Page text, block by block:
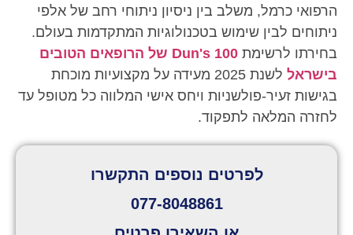
הרפואי כרמל, משלב בין ניסיון ניתוחי רחב של אלפי
ניתוחים לבין שימוש בטכנולוגיות המתקדמות בעולם.
בחירתו לרשימת
Dun's 100 של הרופאים הטובים
בישראל
לשנת 2025 מעידה על מקצועיות מוכחת
בגישות זעיר-פולשניות ויחס אישי המלווה כל מטופל עד
לחזרה המלאה לתפקוד.
לפרטים נוספים התקשרו
077-8048861